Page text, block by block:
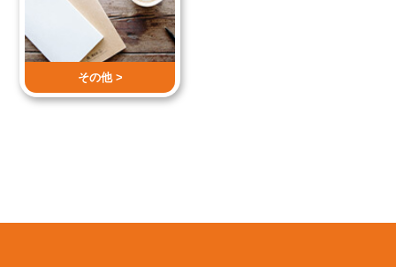
その他 >